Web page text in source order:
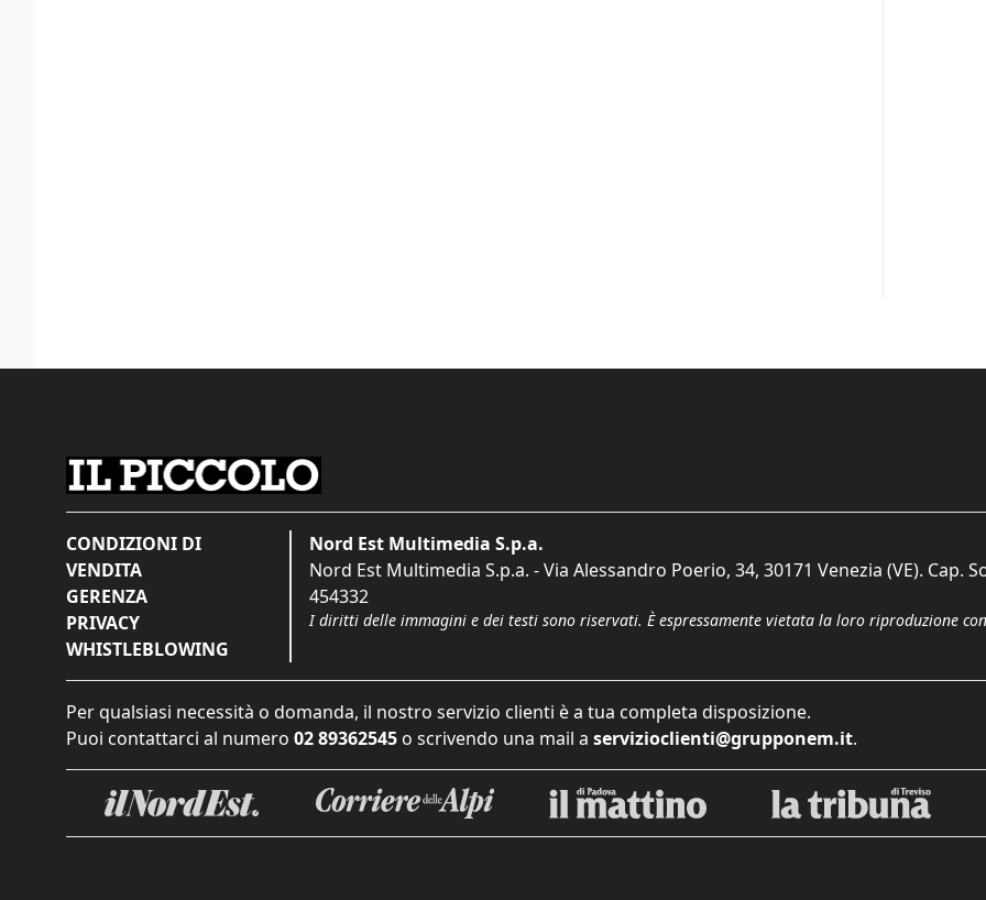
CONDIZIONI DI
VENDITA
GERENZA
PRIVACY
WHISTLEBLOWING
Nord Est Multimedia S.p.a.
Nord Est Multimedia S.p.a. - Via Alessandro Poerio, 34, 30171 Venezia (VE). Cap.
454332
I diritti delle immagini e dei testi sono riservati. È espressamente vietata la loro riproduzione
Per qualsiasi necessità o domanda, il nostro servizio clienti è a tua completa disposizione.
Puoi contattarci al numero 02 89362545 o scrivendo una mail a servizioclienti@grupponem.it.